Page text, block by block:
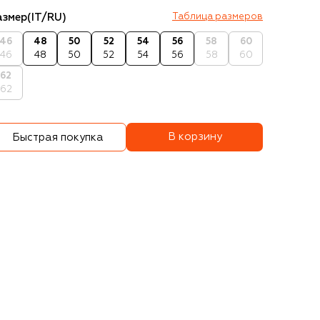
(IT/RU) Таблица размеров
46
46
48
48
50
50
52
52
54
54
56
56
58
58
60
60
62
62
Быстрая покупка В корзину